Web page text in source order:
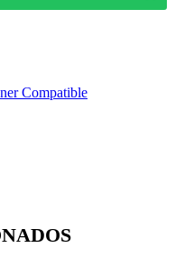
Compatible